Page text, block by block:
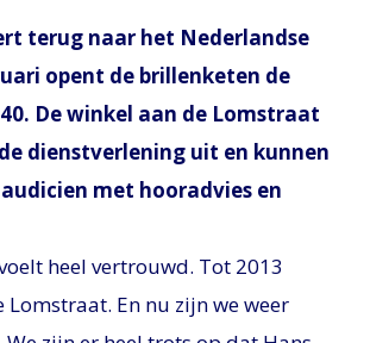
terug naar het Nederlandse
opent de brillenketen de
De winkel aan de Lomstraat
dienstverlening uit en kunnen
met hooradvies en
heel vertrouwd. Tot 2013
En nu zijn we weer